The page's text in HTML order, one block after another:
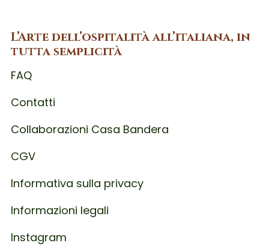
L’Arte dell’ospitalità all’italiana, in
tutta semplicità
FAQ
Contatti
Collaborazioni Casa Bandera
CGV
Informativa sulla privacy
Informazioni legali
Instagram